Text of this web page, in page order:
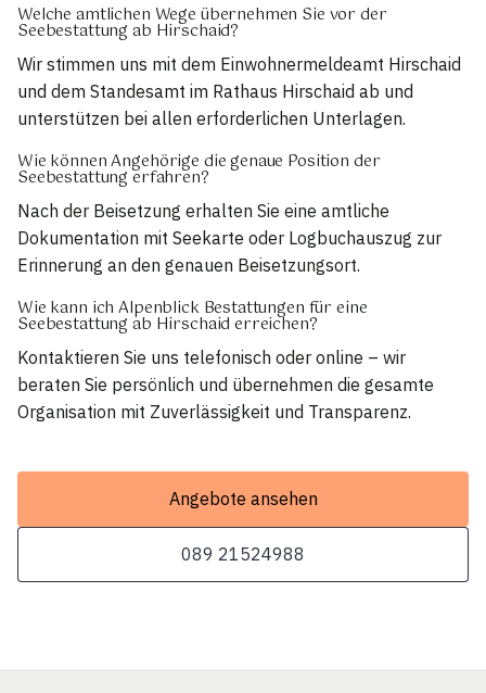
Welche amtlichen Wege übernehmen Sie vor der
Seebestattung ab Hirschaid?
Wir stimmen uns mit dem Einwohnermeldeamt Hirschaid
und dem Standesamt im Rathaus Hirschaid ab und
unterstützen bei allen erforderlichen Unterlagen.
Wie können Angehörige die genaue Position der
Seebestattung erfahren?
Nach der Beisetzung erhalten Sie eine amtliche
Dokumentation mit Seekarte oder Logbuchauszug zur
Erinnerung an den genauen Beisetzungsort.
Wie kann ich Alpenblick Bestattungen für eine
Seebestattung ab Hirschaid erreichen?
Kontaktieren Sie uns telefonisch oder online – wir
beraten Sie persönlich und übernehmen die gesamte
Organisation mit Zuverlässigkeit und Transparenz.
Angebote ansehen
089 21524988